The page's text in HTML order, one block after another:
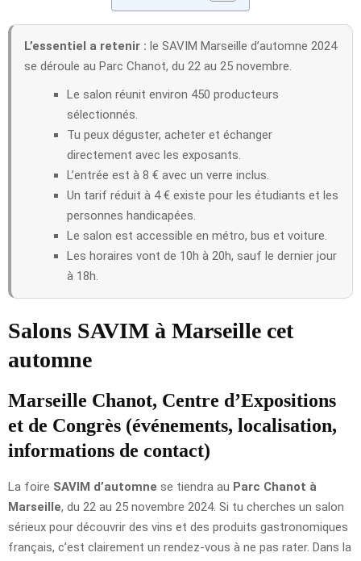
L’essentiel a retenir : le SAVIM Marseille d’automne 2024
se déroule au Parc Chanot, du 22 au 25 novembre.
Le salon réunit environ 450 producteurs
sélectionnés.
Tu peux déguster, acheter et échanger
directement avec les exposants.
L’entrée est à 8 € avec un verre inclus.
Un tarif réduit à 4 € existe pour les étudiants et les
personnes handicapées.
Le salon est accessible en métro, bus et voiture.
Les horaires vont de 10h à 20h, sauf le dernier jour
à 18h.
Salons SAVIM à Marseille cet
automne
Marseille Chanot, Centre d’Expositions
et de Congrès (événements, localisation,
informations de contact)
La foire SAVIM d’automne se tiendra au Parc Chanot à
Marseille, du 22 au 25 novembre 2024. Si tu cherches un salon
sérieux pour découvrir des vins et des produits gastronomiques
français, c’est clairement un rendez-vous à ne pas rater. Dans la